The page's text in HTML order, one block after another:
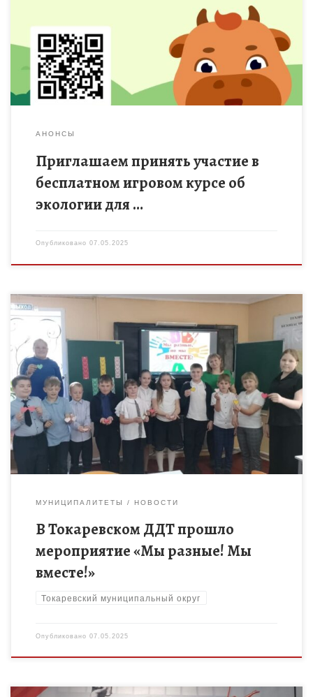
сообщества «Юннаты Первых» подготовили бесплатный
игровой курс об экологии для дошкольников и учеников 1–4-х
классов — «Экогерои», приуроченный к Международному […]
АНОНСЫ
Приглашаем принять участие в
бесплатном игровом курсе об
экологии для …
Опубликовано 07.05.2025
Толерантность – это уважение, правильное понимание
богатого многообразия культур нашего мира, форм
проявления человеческой индивидуальности. Проявлять
толерантность – это значит признавать то, что люди
различаются […]
МУНИЦИПАЛИТЕТЫ НОВОСТИ
В Токаревском ДДТ прошло
мероприятие «Мы разные! Мы
вместе!»
Токаревский муниципальный округ
Опубликовано 07.05.2025